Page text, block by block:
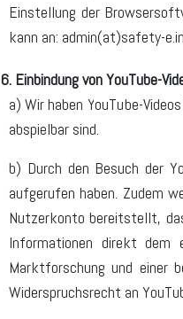
Einstellung der
kann an: admin(at)safety-
6. Einbindung von YouTube-
a) Wir haben YouTube-
abspielbar sind.
b) Durch den Besuch der
aufgerufen haben. Zudem
Nutzerkonto bereitstellt,
Informationen direkt dem
Marktforschung und einer
Widerspruchsrecht an